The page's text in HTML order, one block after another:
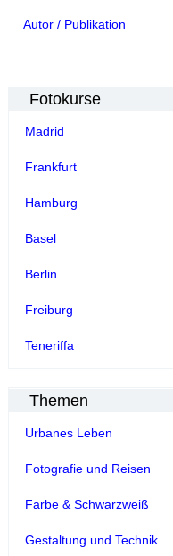
Autor / Publikation
Fotokurse
Madrid
Frankfurt
Hamburg
Basel
Berlin
Freiburg
Teneriffa
Themen
Urbanes Leben
Fotografie und Reisen
Farbe & Schwarzweiß
Gestaltung und Technik